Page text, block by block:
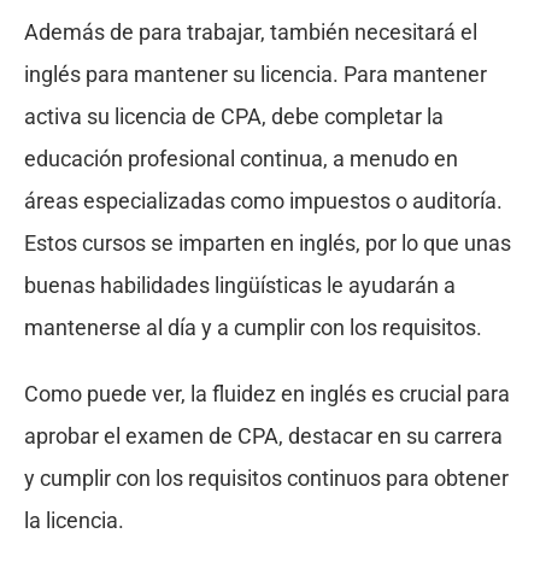
Además de para trabajar, también necesitará el
inglés para mantener su licencia. Para mantener
activa su licencia de CPA, debe completar la
educación profesional continua, a menudo en
áreas especializadas como impuestos o auditoría.
Estos cursos se imparten en inglés, por lo que unas
buenas habilidades lingüísticas le ayudarán a
mantenerse al día y a cumplir con los requisitos.
Como puede ver, la fluidez en inglés es crucial para
aprobar el examen de CPA, destacar en su carrera
y cumplir con los requisitos continuos para obtener
la licencia.